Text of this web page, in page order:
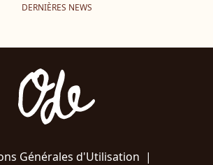
DERNIÈRES NEWS
Générales d'Utilisation |